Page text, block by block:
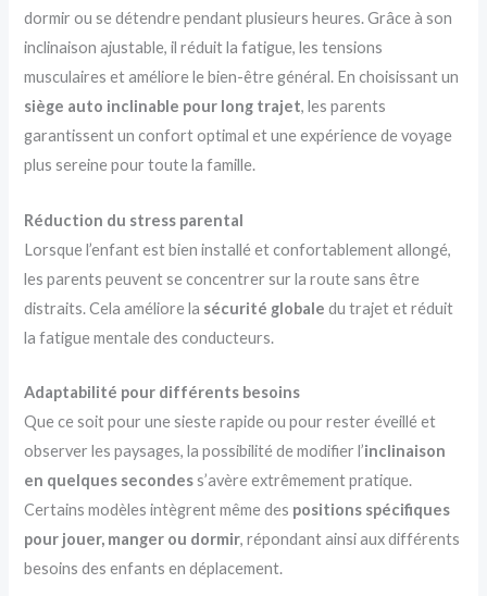
dormir ou se détendre pendant plusieurs heures. Grâce à son
inclinaison ajustable, il réduit la fatigue, les tensions
musculaires et améliore le bien-être général. En choisissant un
siège auto inclinable pour long trajet, les parents
garantissent un confort optimal et une expérience de voyage
plus sereine pour toute la famille.
Réduction du stress parental
Lorsque l’enfant est bien installé et confortablement allongé,
les parents peuvent se concentrer sur la route sans être
distraits. Cela améliore la sécurité globale du trajet et réduit
la fatigue mentale des conducteurs.
Adaptabilité pour différents besoins
Que ce soit pour une sieste rapide ou pour rester éveillé et
observer les paysages, la possibilité de modifier l’inclinaison
en quelques secondess’avère extrêmement pratique.
Certains modèles intègrent même des positions spécifiques
pour jouer, manger ou dormir, répondant ainsi aux différents
besoins des enfants en déplacement.